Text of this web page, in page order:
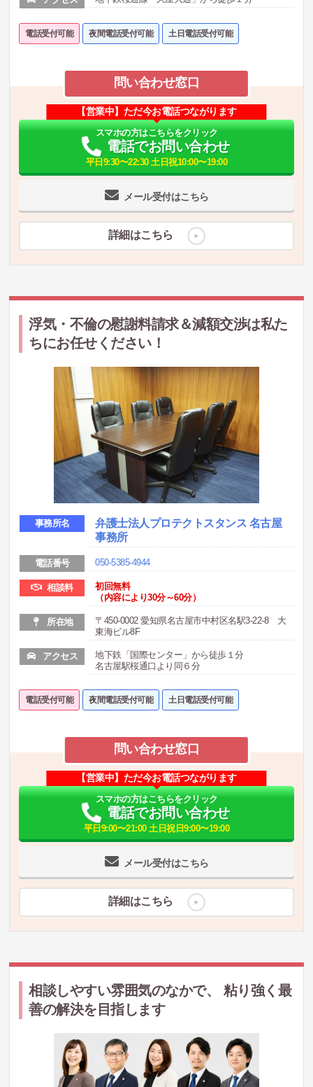
電話受付可能 夜間電話受付可能 土日電話受付可能
問い合わせ窓口
メール受付はこちら
【営業中】ただ今お電話つながります
スマホの方はこちらをクリック
電話でお問い合わせ
平日9:30〜22:30 土日祝10:00〜19:00
詳細はこちら
浮気・不倫の慰謝料請求＆減額交渉は私た
ちにお任せください！
事務所名
弁護士法人プロテクトスタンス 名古屋
事務所
電話番号 050-5385-4944
相談料
初回無料
（内容により30分～60分）
所在地
〒450-0002 愛知県名古屋市中村区名駅3-22-8 大
東海ビル8F
アクセス
地下鉄「国際センター」から徒歩１分
名古屋駅桜通口より同６分
電話受付可能 夜間電話受付可能 土日電話受付可能
問い合わせ窓口
メール受付はこちら
【営業中】ただ今お電話つながります
スマホの方はこちらをクリック
電話でお問い合わせ
平日9:00〜21:00 土日祝日9:00〜19:00
詳細はこちら
相談しやすい雰囲気のなかで、 粘り強く最
善の解決を目指します